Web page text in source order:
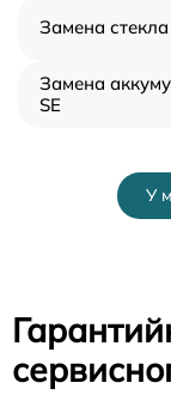
Замена
Замена
SE
У